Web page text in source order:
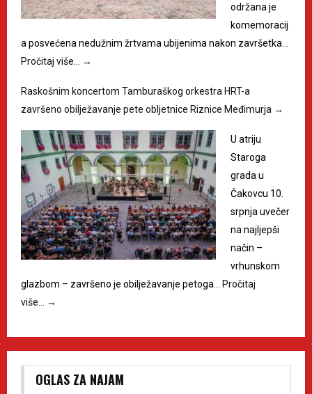
održana je
komemoracij
a posvećena nedužnim žrtvama ubijenima nakon završetka…
Pročitaj više…
→
Raskošnim koncertom Tamburaškog orkestra HRT-a
završeno obilježavanje pete obljetnice Riznice Međimurja →
U atriju
Staroga
grada u
Čakovcu 10.
srpnja uvečer
na najljepši
način –
vrhunskom
glazbom – završeno je obilježavanje petoga… Pročitaj
više…
→
OGLAS ZA NAJAM